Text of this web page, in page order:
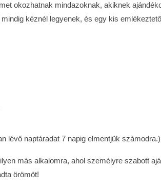
okozhatnak mindazoknak, akiknek
kéznél legyenek, és egy kis
lévő naptáradat 7 napig elmentjük számodra.)
más alkalomra, ahol személyre szabott
örömöt!